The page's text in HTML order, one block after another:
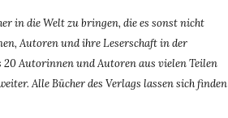
in die Welt zu bringen, die es sonst nicht
Autoren und ihre Leserschaft in der
20 Autorinnen und Autoren aus vielen Teilen
Alle Bücher des Verlags lassen sich finden